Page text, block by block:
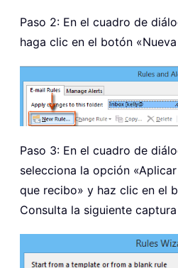
Paso 2: En el cuadro de
haga clic en el botón
Paso 3: En el cuadro de
selecciona la opción
que recibo» y haz clic en el
Consulta la siguiente